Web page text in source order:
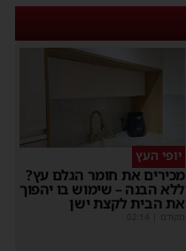
יופי העץ
מכירים את חומר הגלם עץ?
ללא הבנה – שימוש בו יהפוך
את הבית לקצת ישן
מקודם